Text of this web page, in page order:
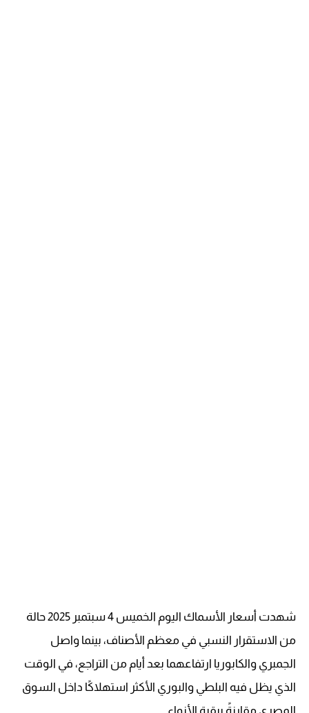
شهدت أسعار الأسماك اليوم الخميس 4 سبتمبر 2025 حالة
من الاستقرار النسبي في معظم الأصناف، بينما واصل
الجمبري والكابوريا ارتفاعهما بعد أيام من التراجع، في الوقت
الذي يظل فيه البلطي والبوري الأكثر استهلاكًا داخل السوق